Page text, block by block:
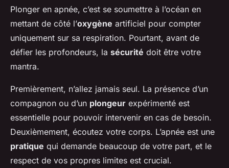
Plonger en apnée, c’est se soumettre à l’océan en
mettant de côté l’oxygène artificiel pour compter
uniquement sur sa respiration. Pourtant, avant de
défier les profondeurs, la sécurité doit être votre
mantra.
Premièrement, n’allez jamais seul. La présence d’un
compagnon ou d’un plongeur expérimenté est
essentielle pour pouvoir intervenir en cas de besoin.
Deuxièmement, écoutez votre corps. L’apnée est une
pratique qui demande beaucoup de votre part, et le
respect de vos propres limites est crucial.